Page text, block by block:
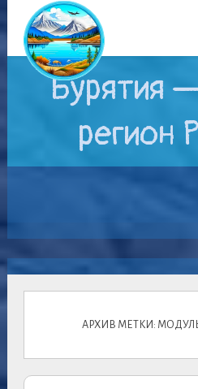
Бурятия
регион
АРХИВ МЕТКИ: